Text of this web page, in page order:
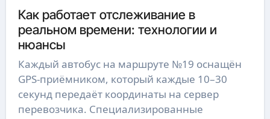
Как работает отслеживание в
реальном времени: технологии и
нюансы
Каждый автобус на маршруте №19 оснащён
GPS-приёмником, который каждые 10–30
секунд передаёт координаты на сервер
перевозчика. Специализированные